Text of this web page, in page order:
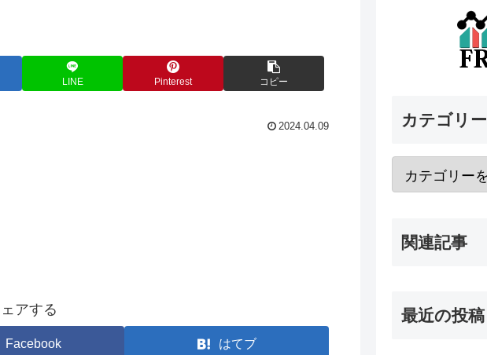
LINE Pinterest コピー
2024.04.09
アする
Facebook はてブ
カテゴリー
関連記事
最近の投稿